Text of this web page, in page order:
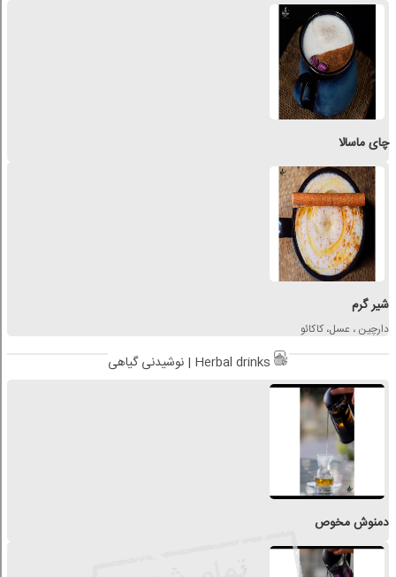
چای ماسالا
شیر گرم
دارچین ، عسل، کاکائو
نوشیدنی گیاهی | Herbal drinks
دمنوش مخوص